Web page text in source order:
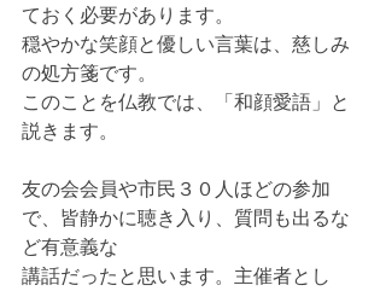
ておく必要があります。
穏やかな笑顔と優しい言葉は、慈しみ
の処方箋です。
このことを仏教では、「和顔愛語」と
説きます。
友の会会員や市民３０人ほどの参加
で、皆静かに聴き入り、質問も出るな
ど有意義な
講話だったと思います。主催者とし